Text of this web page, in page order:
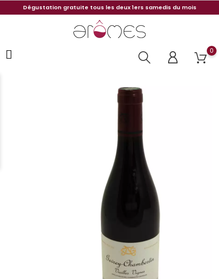
Dégustation gratuite tous les deux 1ers samedis du mois
0